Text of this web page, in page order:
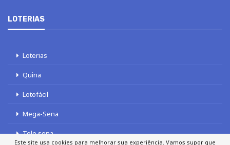
LOTERIAS
Loterias
Quina
Lotofácil
Mega-Sena
Tele sena
Este site usa cookies para melhorar sua experiência. Vamos supor que